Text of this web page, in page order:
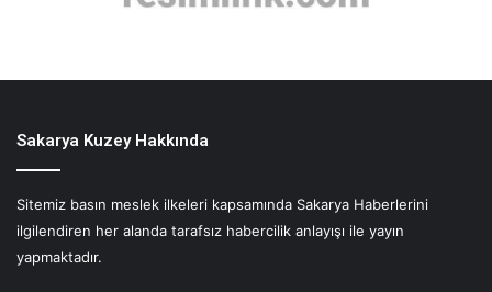
Sakarya Kuzey Hakkında
Sitemiz basın meslek ilkeleri kapsamında Sakarya Haberlerini
ilgilendiren her alanda tarafsız habercilik anlayışı ile yayın
yapmaktadır.